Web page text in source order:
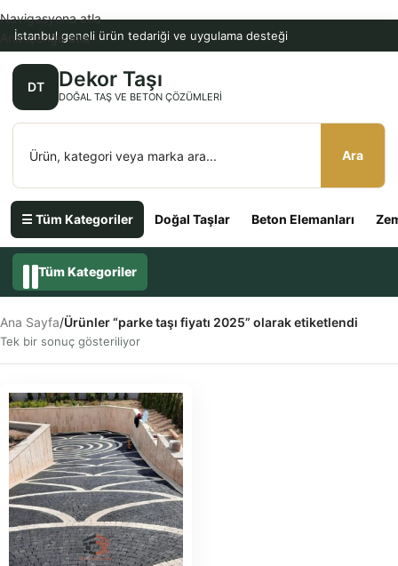
İstanbul geneli ürün tedariği ve uygulama desteği
DT Dekor Taşı
DOĞAL TAŞ VE BETON ÇÖZÜMLERI
Ara
☰ Tüm Kategoriler Doğal Taşlar Beton Elemanları
Navigasyona atla
Ana içeriğe atla
Tüm Kategoriler
Ana Sayfa/Ürünler “parke taşı fiyatı 2025” olarak etiketlendi
Tek bir sonuç gösteriliyor